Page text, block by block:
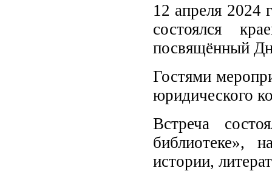
12 апреля 2024
состоялся
посвящённый
Гостями
юридического
Встреча
библиотеке»,
истории,